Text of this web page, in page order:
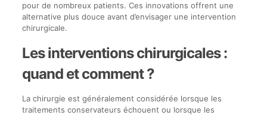
pour de nombreux patients. Ces innovations offrent une
alternative plus douce avant d’envisager une intervention
chirurgicale.
Les interventions chirurgicales :
quand et comment ?
La chirurgie est généralement considérée lorsque les
traitements conservateurs échouent ou lorsque les